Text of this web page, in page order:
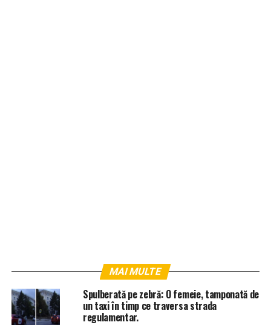
MAI MULTE
Spulberată pe zebră: O femeie, tamponată de
un taxi în timp ce traversa strada
regulamentar.